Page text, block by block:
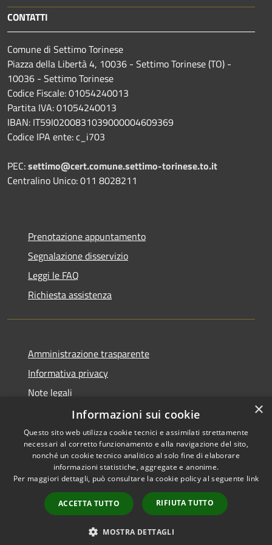
CONTATTI
Comune di Settimo Torinese
Piazza della Libertà 4, 10036 - Settimo Torinese (TO) -
10036 - Settimo Torinese
Codice Fiscale: 01054240013
Partita IVA: 01054240013
IBAN: IT59I0200831039000004609369
Codice IPA ente: c_i703
PEC:settimo@cert.comune.settimo-torinese.to.it
Centralino Unico: 011 8028211
Prenotazione appuntamento
Segnalazione disservizio
Leggi le FAQ
Richiesta assistenza
Amministrazione trasparente
Informativa privacy
Note legali
Dichiarazione di accessibilità
RSS
Accessibilità
Copyright © 2026 • Città di
Municipium•
Accesso
redazione
×
Informazioni sui cookie
Questo sito web utilizza cookie tecnici e assimilati strettamente
necessari al corretto funzionamento e alla navigazione del sito,
nonché un cookie tecnico analitico al solo fine di elaborare
informazioni statistiche, aggregate e anonime.
Per maggiori dettagli, può consultare la cookie policy al seguente link
ACCETTA TUTTO RIFIUTA TUTTO
MOSTRA DETTAGLI